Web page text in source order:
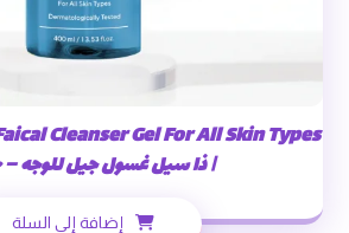
| ذا سيل غسول جيل للوجه – ٤٠٠ مل
إضافة إلى السلة